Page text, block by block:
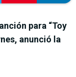
para “Toy
anunció la